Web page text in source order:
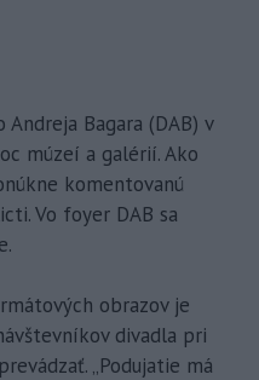
Andreja Bagara (DAB) v
múzeí a galérií. Ako
komentovanú
Vo foyer DAB sa
obrazov je
divadla pri
„Podujatie má